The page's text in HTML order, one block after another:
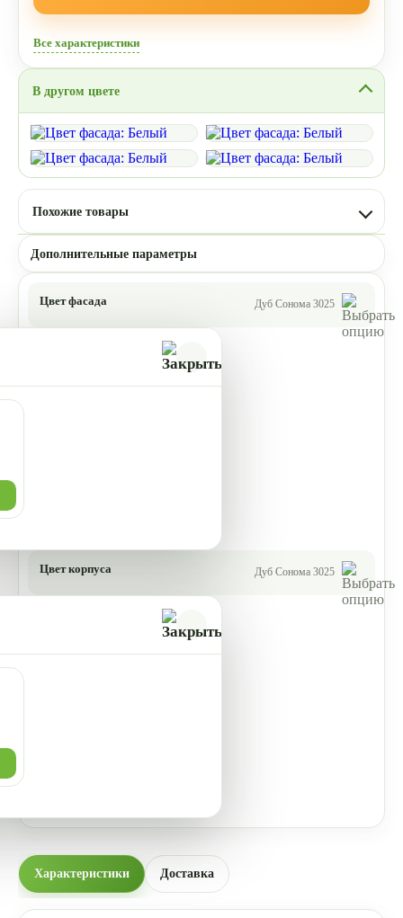
Все характеристики
В другом цвете
Похожие товары
Дополнительные параметры
Цвет фасада Дуб Сонома 3025
Цвет корпуса Дуб Сонома 3025
Характеристики Доставка